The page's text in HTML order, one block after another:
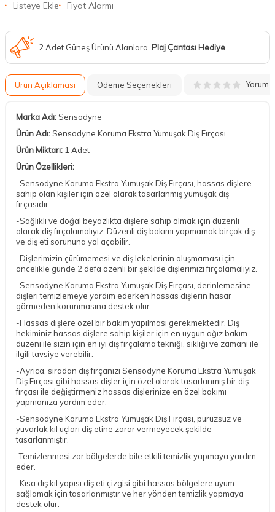
Listeye Ekle Fiyat Alarmı
2 Adet Güneş Ürünü Alanlara Plaj Çantası Hediye
Ürün Açıklaması Ödeme Seçenekleri Yorum
Marka Adı: Sensodyne
Ürün Adı: Sensodyne Koruma Ekstra Yumuşak Diş Fırçası
Ürün Miktarı: 1 Adet
Ürün Özellikleri:
-Sensodyne Koruma Ekstra Yumuşak Diş Fırçası, hassas dişlere
sahip olan kişiler için özel olarak tasarlanmış yumuşak diş
fırçasıdır.
-Sağlıklı ve doğal beyazlıkta dişlere sahip olmak için düzenli
olarak diş fırçalamalıyız. Düzenli diş bakımı yapmamak birçok diş
ve diş eti sorununa yol açabilir.
-Dişlerimizin çürümemesi ve diş lekelerinin oluşmaması için
öncelikle günde 2 defa özenli bir şekilde dişlerimizi fırçalamalıyız.
-Sensodyne Koruma Ekstra Yumuşak Diş Fırçası, derinlemesine
dişleri temizlemeye yardım ederken hassas dişlerin hasar
görmeden korunmasına destek olur.
-Hassas dişlere özel bir bakım yapılması gerekmektedir. Diş
hekiminiz hassas dişlere sahip kişiler için en uygun ağız bakım
düzeni ile sizin için en iyi diş fırçalama tekniği, sıklığı ve zamanı ile
ilgili tavsiye verebilir.
-Ayrıca, sıradan diş fırçanızı Sensodyne Koruma Ekstra Yumuşak
Diş Fırçası gibi hassas dişler için özel olarak tasarlanmış bir diş
fırçası ile değiştirmeniz hassas dişlerinize en özel bakımı
yapmanıza yardım eder.
-Sensodyne Koruma Ekstra Yumuşak Diş Fırçası, pürüzsüz ve
yuvarlak kıl uçları diş etine zarar vermeyecek şekilde
tasarlanmıştır.
-Temizlenmesi zor bölgelerde bile etkili temizlik yapmaya yardım
eder.
-Kısa dış kıl yapısı diş eti çizgisi gibi hassas bölgelere uyum
sağlamak için tasarlanmıştır ve her yönden temizlik yapmaya
destek olur.